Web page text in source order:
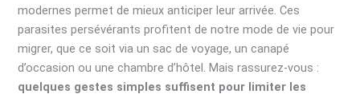
modernes permet de mieux anticiper leur arrivée. Ces
parasites persévérants profitent de notre mode de vie pour
migrer, que ce soit via un sac de voyage, un canapé
d’occasion ou une chambre d’hôtel. Mais rassurez-vous :
quelques gestes simples suffisent pour limiter les